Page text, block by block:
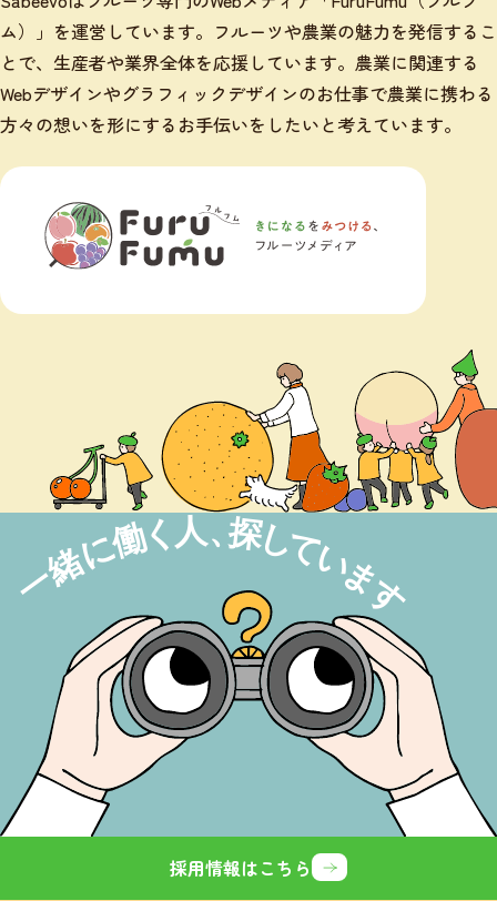
ム）」を運営しています。フルーツや農業の魅力を発信するこ
とで、生産者や業界全体を応援しています。農業に関連する
Webデザインやグラフィックデザインのお仕事で農業に携わる
方々の想いを形にするお手伝いをしたいと考えています。
採用情報はこちら